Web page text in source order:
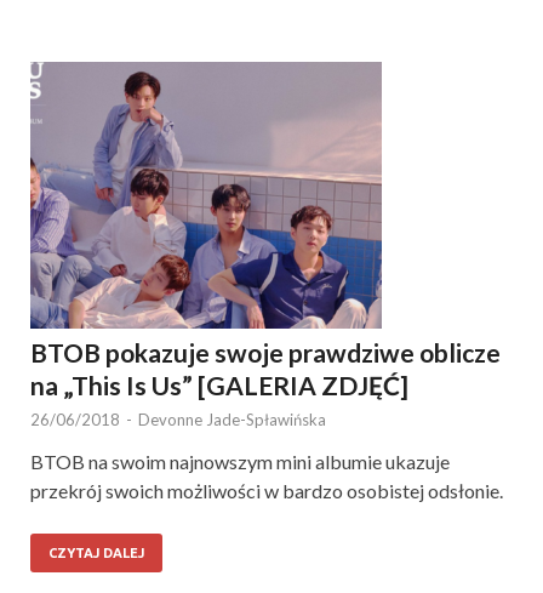
BTOB pokazuje swoje prawdziwe oblicze
na „This Is Us” [GALERIA ZDJĘĆ]
26/06/2018 - Devonne Jade-Spławińska
BTOB na swoim najnowszym mini albumie ukazuje
przekrój swoich możliwości w bardzo osobistej odsłonie.
CZYTAJ DALEJ